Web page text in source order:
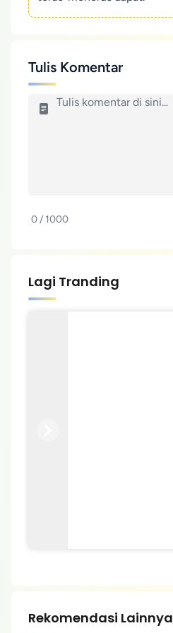
Tulis Komentar
0 / 1000
Lagi Tranding
Rekomendasi Lainnya